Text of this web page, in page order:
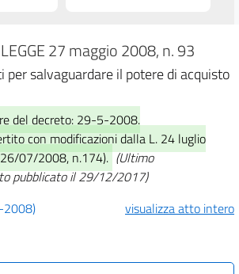
27 maggio 2008, n. 93
per salvaguardare il potere di acquisto
del decreto: 29-5-2008.
con modificazioni dalla L. 24 luglio
07/2008, n.174). (Ultimo
pubblicato il 29/12/2017)
2008)
visualizza atto intero